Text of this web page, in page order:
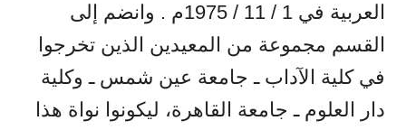
العربية في 1 / 11 / 1975م . وانضم إلى
القسم مجموعة من المعيدين الذين تخرجوا
في كلية الآداب ـ جامعة عين شمس ـ وكلية
دار العلوم ـ جامعة القاهرة، ليكونوا نواة هذا